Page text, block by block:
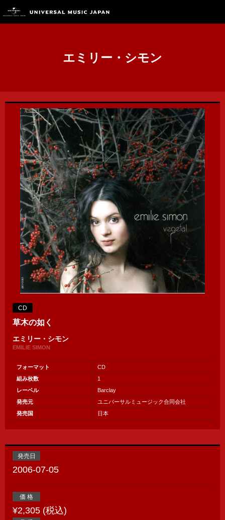
エミリー・シモン
CD
草木の如く
エミリー・シモン
EMILIE SIMON
フォーマット
CD
組み枚数
1
レーベル
Barclay
発売元
ユニバーサルミュージック合同会社
発売国
日本
発売日
2006-07-05
価 格
¥2,305 (税込)